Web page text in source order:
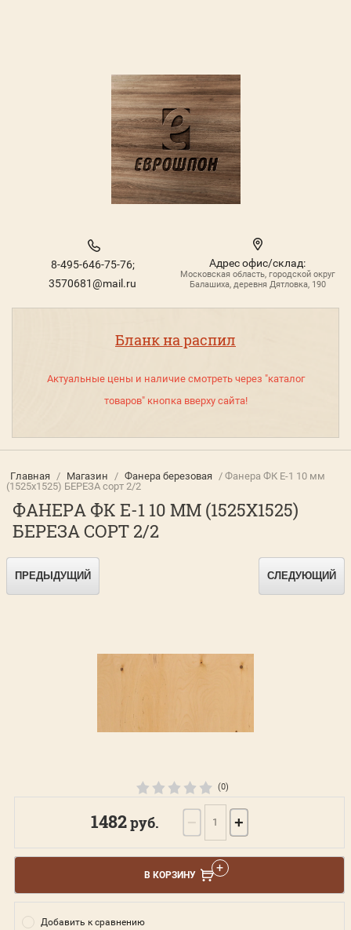
Бланк на распил
Актуальные цены и наличие смотреть через "каталог
товаров" кнопка вверху сайта!
8-495-646-75-76;
3570681@mail.ru
Адрес офис/склад:
Московская область, городской округ
Балашиха, деревня Дятловка, 190
Главная / Магазин / Фанера березовая / Фанера ФК Е-1 10 мм
(1525х1525) БЕРЕЗА сорт 2/2
ФАНЕРА ФК Е-1 10 ММ (1525Х1525)
БЕРЕЗА СОРТ 2/2
ПРЕДЫДУЩИЙ СЛЕДУЮЩИЙ
(0)
1482руб. − +
В КОРЗИНУ
Добавить к сравнению